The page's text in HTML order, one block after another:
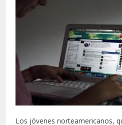
Los jóvenes norteamericanos,